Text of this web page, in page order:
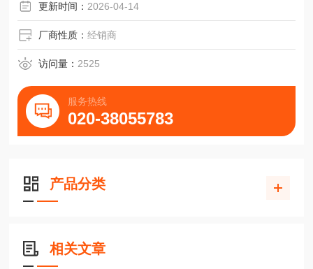
更新时间： 2026-04-14
厂商性质：经销商
访问量： 2525
服务热线
020-38055783
产品分类
相关文章